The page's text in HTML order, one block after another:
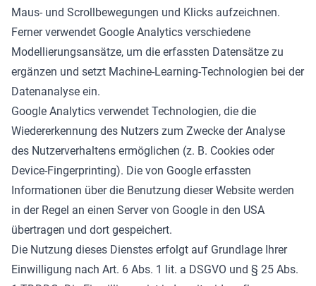
Maus- und Scrollbewegungen und Klicks aufzeichnen.
Ferner verwendet Google Analytics verschiedene
Modellierungsansätze, um die erfassten Datensätze zu
ergänzen und setzt Machine-Learning-Technologien bei der
Datenanalyse ein.
Google Analytics verwendet Technologien, die die
Wiedererkennung des Nutzers zum Zwecke der Analyse
des Nutzerverhaltens ermöglichen (z. B. Cookies oder
Device-Fingerprinting). Die von Google erfassten
Informationen über die Benutzung dieser Website werden
in der Regel an einen Server von Google in den USA
übertragen und dort gespeichert.
Die Nutzung dieses Dienstes erfolgt auf Grundlage Ihrer
Einwilligung nach Art. 6 Abs. 1 lit. a DSGVO und § 25 Abs.